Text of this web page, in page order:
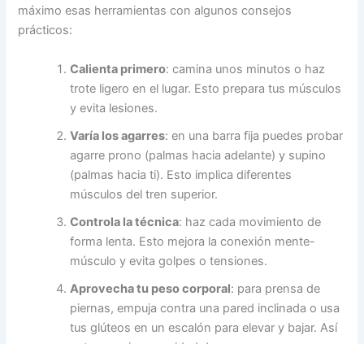
máximo esas herramientas con algunos consejos
prácticos:
Calienta primero: camina unos minutos o haz
trote ligero en el lugar. Esto prepara tus músculos
y evita lesiones.
Varía los agarres: en una barra fija puedes probar
agarre prono (palmas hacia adelante) y supino
(palmas hacia ti). Esto implica diferentes
músculos del tren superior.
Controla la técnica: haz cada movimiento de
forma lenta. Esto mejora la conexión mente-
músculo y evita golpes o tensiones.
Aprovecha tu peso corporal: para prensa de
piernas, empuja contra una pared inclinada o usa
tus glúteos en un escalón para elevar y bajar. Así